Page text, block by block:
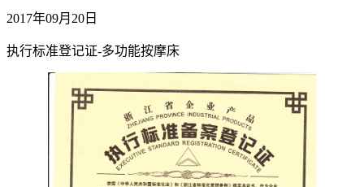
2017年09月20日
执行标准登记证-多功能按摩床